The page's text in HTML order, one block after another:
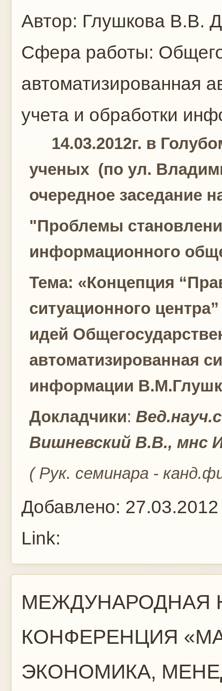
Автор: Глушкова В.В.
Сфера работы:
автоматизированная
учета и обработки
14.03.2012г. в
ученых (по ул.
очередное заседание
"Проблемы
информационного
Тема: «Концепция
ситуационного
идей
автоматизированная
информации
Докладчики:
Вишневский В.В.,
( Рук. семинара -
Добавлено: 27.03.2012
Link:
МЕЖДУНАРОДНАЯ
КОНФЕРЕНЦИЯ
ЭКОНОМИКА,